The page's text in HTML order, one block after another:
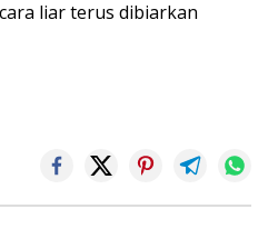
liar terus dibiarkan